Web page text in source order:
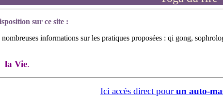
sur ce site :
informations sur les pratiques proposées : qi gong,
la Vie.
Ici accès direct pourun auto-